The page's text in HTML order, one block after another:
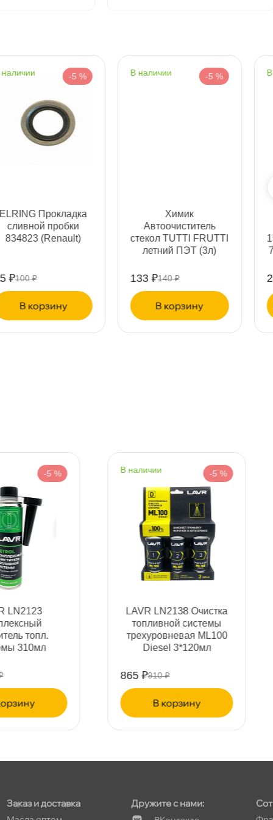
наличии
Mobil 1 ESP 5W30
(4л)
152621/154285/15429
7324 ₽
корзину
наличии
Роснефть Gidrotec
ОЕ HVLP 46 20л
40839060
5011 ₽
корзину
наличии
LIQUI MOLY
Долговременный
очиститель инжектора
0,25 7568/7531
₽
корзину
наличии
LAVR LN2007
Очиститель инжекторо
ML101 EURO 1000мл
1325 ₽
корзину
Заказ и доставка Дружите с нами: